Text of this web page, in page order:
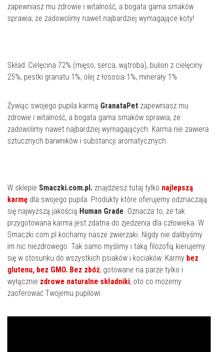
zapewniasz mu zdrowie i witalność, a bogata gama smaków
sprawia, że zadowolimy nawet najbardziej wymagające koty!
Skład: Cielęcina 72% (mięso, serca, wątroba), bulion z cielęciny
25%, pestki granatu 1%, olej z łososia 1%, minerały 1%
Żywiąc swojego pupila karmą GranataPet zapewniasz mu
zdrowie i witalność, a bogata gama smaków sprawia, że
zadowolimy nawet najbardziej wymagających. Karma nie zawiera
sztucznych barwników i substancji aromatycznych.
W sklepie Smaczki.com.pl. znajdziesz tutaj tylko najlepszą
karmę dla swojego pupila. Produkty które oferujemy odznaczają
się najwyższą jakością Human Grade. Oznacza to, że tak
przygotowana karma jest zdatna do zjedzenia dla człowieka. W
Smaczki.com.pl kochamy nasze zwierzaki. Nigdy nie dalibyśmy
im nic niezdrowego. Tak samo myślimy i taką filozofią kierujemy
się w stosunku do wszystkich psiaków i kociaków. Karmy bez
glutenu, bez GMO. Bez zbóż, gotowane na parze tylko i
wyłącznie zdrowe naturalne składniki, oto co możemy
zaoferować Twojemu pupilowi.